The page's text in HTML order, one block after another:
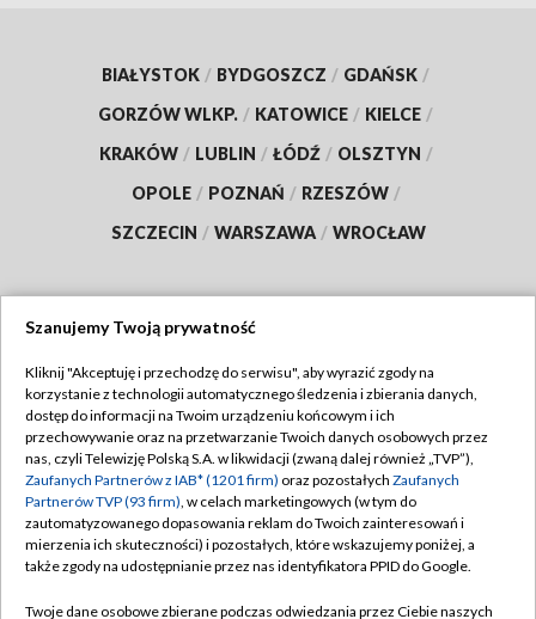
BIAŁYSTOK / BYDGOSZCZ / GDAŃSK /
GORZÓW WLKP. / KATOWICE / KIELCE /
KRAKÓW / LUBLIN / ŁÓDŹ / OLSZTYN /
OPOLE / POZNAŃ / RZESZÓW /
SZCZECIN / WARSZAWA / WROCŁAW
TVP
Abonament TVP
Emisja w TVP
Centrum informacji TVP
Naziemna Telewizja Cyfrowa
Regulamin TVP
Polityka prywatności
Moje zgody
Pomoc
Szanujemy Twoją prywatność
Kliknij "Akceptuję i przechodzę do serwisu", aby wyrazić zgody na
korzystanie z technologii automatycznego śledzenia i zbierania danych,
dostęp do informacji na Twoim urządzeniu końcowym i ich
przechowywanie oraz na przetwarzanie Twoich danych osobowych przez
nas, czyli Telewizję Polską S.A. w likwidacji (zwaną dalej również „TVP”),
Zaufanych Partnerów z IAB* (1201 firm) oraz pozostałych Zaufanych
Partnerów TVP (93 firm), w celach marketingowych (w tym do
zautomatyzowanego dopasowania reklam do Twoich zainteresowań i
mierzenia ich skuteczności) i pozostałych, które wskazujemy poniżej, a
także zgody na udostępnianie przez nas identyfikatora PPID do Google.
Twoje dane osobowe zbierane podczas odwiedzania przez Ciebie naszych